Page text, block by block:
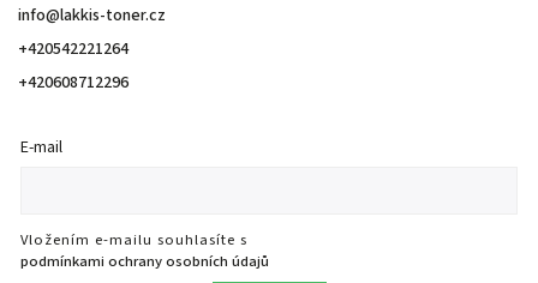
info@lakkis-toner.cz
+420542221264
+420608712296
E-mail
Vložením e-mailu souhlasíte s
podmínkami ochrany osobních údajů